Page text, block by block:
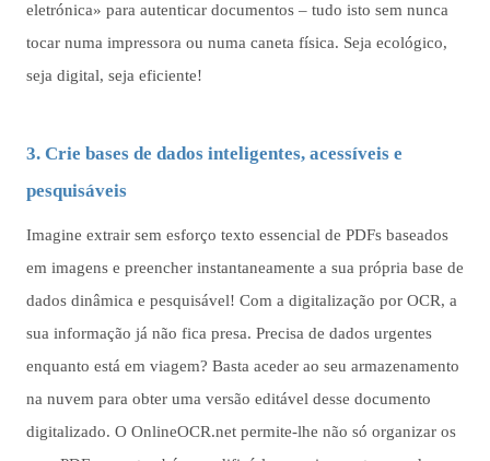
eletrónica» para autenticar documentos – tudo isto sem nunca
tocar numa impressora ou numa caneta física. Seja ecológico,
seja digital, seja eficiente!
3. Crie bases de dados inteligentes, acessíveis e
pesquisáveis
Imagine extrair sem esforço texto essencial de PDFs baseados
em imagens e preencher instantaneamente a sua própria base de
dados dinâmica e pesquisável! Com a digitalização por OCR, a
sua informação já não fica presa. Precisa de dados urgentes
enquanto está em viagem? Basta aceder ao seu armazenamento
na nuvem para obter uma versão editável desse documento
digitalizado. O OnlineOCR.net permite-lhe não só organizar os